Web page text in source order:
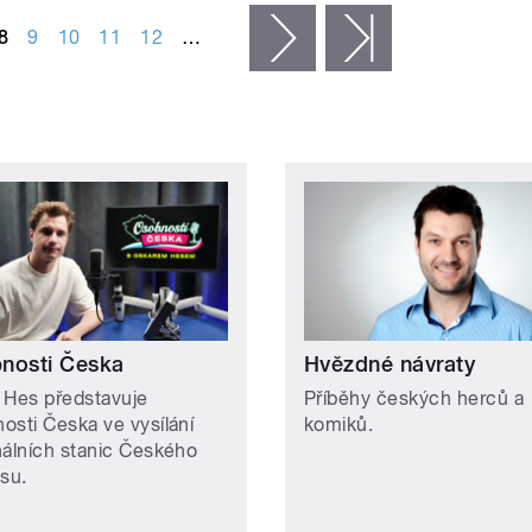
9 10 11 12 … následující ›
Česka
Hes představuje
Česka ve vysílání
stanic Českého
Hvězdné návraty
Příběhy českých herců a
komiků.